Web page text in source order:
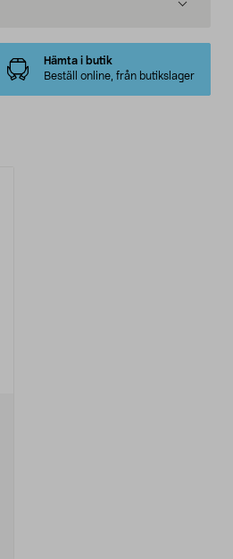
Hämta i butik
Beställ online, från butikslager